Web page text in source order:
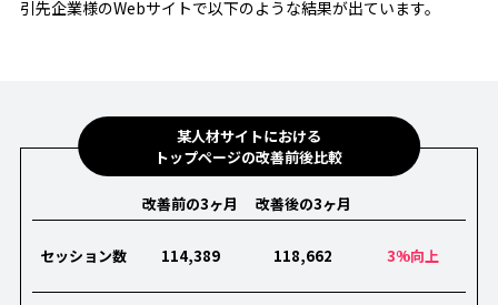
引先企業様のWebサイトで以下のような結果が出ています。
某人材サイトにおける
トップページの改善前後比較
改善前の3ヶ月 改善後の3ヶ月
セッション数 114,389 118,662 3%向上